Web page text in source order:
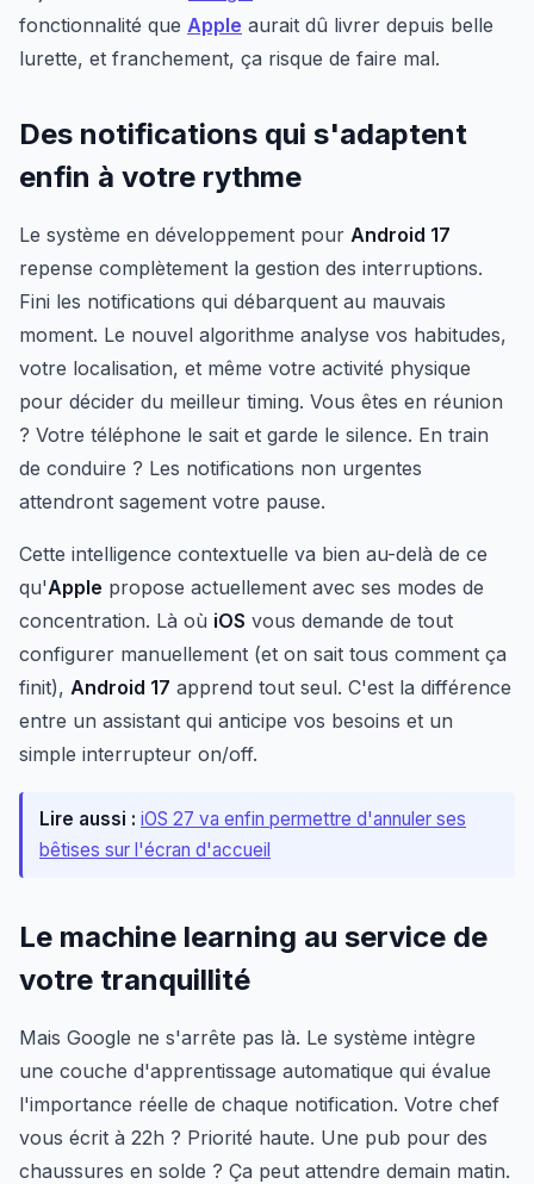
fonctionnalité que Apple aurait dû livrer depuis belle
lurette, et franchement, ça risque de faire mal.
Des notifications qui s'adaptent
enfin à votre rythme
Le système en développement pour Android 17
repense complètement la gestion des interruptions.
Fini les notifications qui débarquent au mauvais
moment. Le nouvel algorithme analyse vos habitudes,
votre localisation, et même votre activité physique
pour décider du meilleur timing. Vous êtes en réunion
? Votre téléphone le sait et garde le silence. En train
de conduire ? Les notifications non urgentes
attendront sagement votre pause.
Cette intelligence contextuelle va bien au-delà de ce
qu'Apple propose actuellement avec ses modes de
concentration. Là où iOS vous demande de tout
configurer manuellement (et on sait tous comment ça
finit), Android 17 apprend tout seul. C'est la différence
entre un assistant qui anticipe vos besoins et un
simple interrupteur on/off.
Lire aussi : iOS 27 va enfin permettre d'annuler ses
bêtises sur l'écran d'accueil
Le machine learning au service de
votre tranquillité
Mais Google ne s'arrête pas là. Le système intègre
une couche d'apprentissage automatique qui évalue
l'importance réelle de chaque notification. Votre chef
vous écrit à 22h ? Priorité haute. Une pub pour des
chaussures en solde ? Ça peut attendre demain matin.